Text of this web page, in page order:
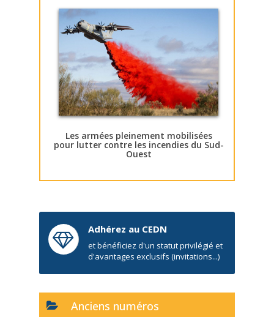
Les armées pleinement mobilisées
pour lutter contre les incendies du Sud-
Ouest
Adhérez au CEDN
et bénéficiez d'un statut privilégié et
d'avantages exclusifs (invitations...)
Anciens numéros